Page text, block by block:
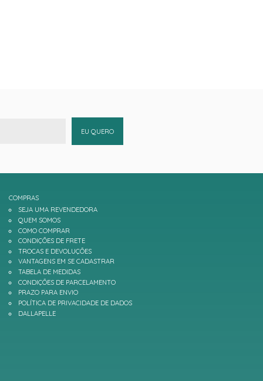
EU QUERO
COMPRAS
SEJA UMA REVENDEDORA
QUEM SOMOS
COMO COMPRAR
CONDIÇÕES DE FRETE
TROCAS E DEVOLUÇÕES
VANTAGENS EM SE CADASTRAR
TABELA DE MEDIDAS
CONDIÇÕES DE PARCELAMENTO
PRAZO PARA ENVIO
POLÍTICA DE PRIVACIDADE DE DADOS
DALLAPELLE